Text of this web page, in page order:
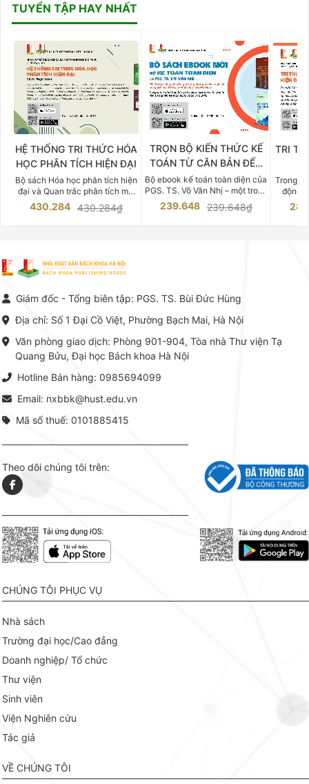
TUYỂN TẬP HAY NHẤT
HỆ THỐNG TRI THỨC HÓA
HỌC PHÂN TÍCH HIỆN ĐẠI
Bộ sách Hóa học phân tích hiện
đại và Quan trắc phân tích môi
trường của Cố Giáo sư, Tiến sĩ
Phạm Luận là một trong những
vực Hóa học phân tích tại Việt
Nam hiện nay. Bộ sách mang
đến một hệ thống tri thức hoàn
thuật thực hành -> Ứng dụng
chuyên ngành, được NXB Bách
khoa Hà Nội ấn hành cả hai
phiên bản sách giấy và điện tử.
430.284 430.284₫
TRỌN BỘ KIẾN THỨC KẾ
TOÁN TỪ CĂN BẢN ĐẾN
CHUYÊN SÂU
Bộ ebook kế toán toàn diện của
PGS. TS. Võ Văn Nhị – một trong
những chuyên gia hàng đầu,
giàu kinh nghiệm trong lĩnh vực
239.648 239.648₫
TRI
Trong
động
việc
tế và
tín trong
lý. Các
Giám đốc - Tổng biên tập: PGS. TS. Bùi Đức Hùng
Địa chỉ: Số 1 Đại Cồ Việt, Phường Bạch Mai, Hà Nội
Văn phòng giao dịch: Phòng 901-904, Tòa nhà Thư viện Tạ
Quang Bửu, Đại học Bách khoa Hà Nội
Hotline Bán hàng: 0985694099
Email: nxbbk@hust.edu.vn
Mã số thuế: 0101885415
Theo dõi chúng tôi trên:
CHÚNG TÔI PHỤC VỤ
Nhà sách
Trường đại học/Cao đẳng
Doanh nghiệp/ Tổ chức
Thư viện
Sinh viên
Viện Nghiên cứu
Tác giả
VỀ CHÚNG TÔI